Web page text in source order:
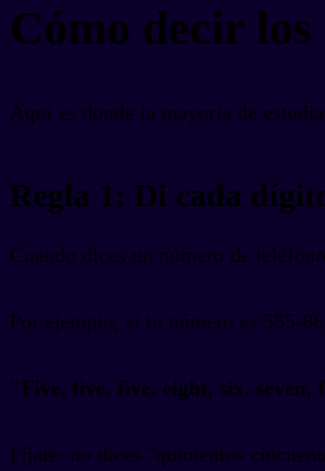
Cómo decir
Aquí es donde la mayoría de
Regla 1: Di cada
Cuando dices un número de
Por ejemplo, si tu número es 555-
"Five, five, five, eight, six, seven,
Fíjate: no dices "quinientos